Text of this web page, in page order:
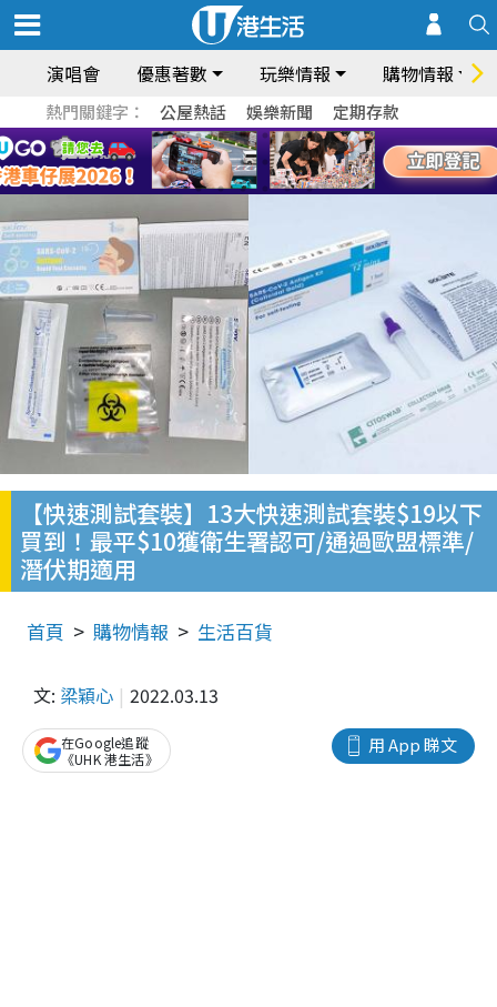
演唱會 優惠著數 玩樂情報 購物情報
熱門關鍵字： 公屋熱話 娛樂新聞 定期存款
【快速測試套裝】13大快速測試套裝$19以下
買到！最平$10獲衛生署認可/通過歐盟標準/
潛伏期適用
首頁 購物情報 生活百貨
文: 梁穎心 2022.03.13
用 App 睇文
在Google追蹤
《UHK 港生活》